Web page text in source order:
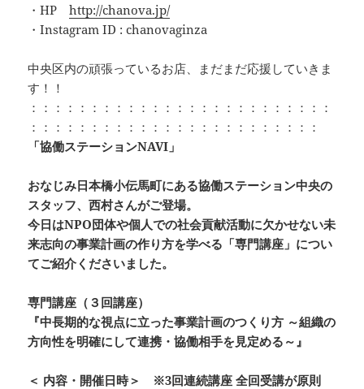
・HPhttp://chanova.jp/
・Instagram ID : chanovaginza
中央区内の頑張っているお店、まだまだ応援していきま
す！！
：：：：：：：：：：：：：：：：：：：：：：：：：
：：：：：：：：：：：：：：：：：：：：：：：：
「協働ステーションNAVI」
おなじみ日本橋小伝馬町にある協働ステーション中央の
スタッフ、西村さんがご登場。
今日はNPO団体や個人での社会貢献活動に欠かせない未
来志向の事業計画の作り方を学べる「専門講座」につい
てご紹介くださいました。
専門講座（３回講座）
『中長期的な視点に立った事業計画のつくり方 ～組織の
方向性を明確にして連携・協働相手を見定める～』
＜ 内容・開催日時＞ ※3回連続講座 全回受講が原則